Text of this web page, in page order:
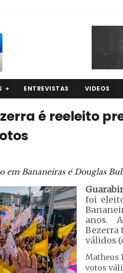
ENTREVISTAS VIDEOS
é reeleito
Bananeiras é Douglas
foi
anos.
Bezerra
válidos
Matheus
votos